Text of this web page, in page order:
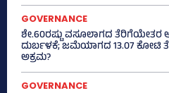
GOVERNANCE
ಶೇ.60ರಷ್ಟು ವಸೂಲಾಗದ
ದುರ್ಬಳಕೆ; ಜಮೆಯಾಗದ 13.07 ಕೋಟಿ
ಅಕ್ರಮ?
GOVERNANCE